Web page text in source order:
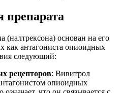
препарата
основан на его
как антагониста опиоидных
следующий:
рецепторов: Вивитрол
опиоидных